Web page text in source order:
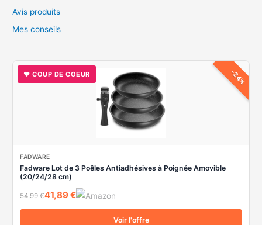
r
c
Avis produits
Mes conseils
-24%
♥ COUP DE COEUR
FADWARE
Fadware Lot de 3 Poêles Antiadhésives à Poignée Amovible
(20/24/28 cm)
54,99 €41,89 €
Voir l'offre